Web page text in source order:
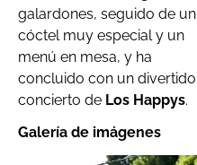
galardones, seguido de un
cóctel muy especial y un
menú en mesa, y ha
concluido con un divertido
concierto de Los Happys.
Galería de imágenes